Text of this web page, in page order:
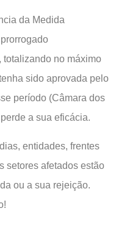
da Medida
totalizando no máximo
sido aprovada pelo
período (Câmara dos
a sua eficácia.
entidades, frentes
setores afetados estão
ou a sua rejeição.